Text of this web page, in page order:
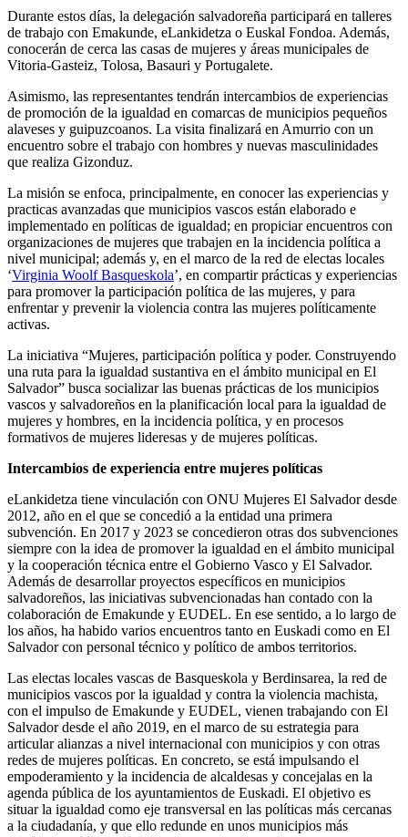
Durante estos días, la delegación salvadoreña participará en talleres
de trabajo con Emakunde, eLankidetza o Euskal Fondoa. Además,
conocerán de cerca las casas de mujeres y áreas municipales de
Vitoria-Gasteiz, Tolosa, Basauri y Portugalete.
Asimismo, las representantes tendrán intercambios de experiencias
de promoción de la igualdad en comarcas de municipios pequeños
alaveses y guipuzcoanos. La visita finalizará en Amurrio con un
encuentro sobre el trabajo con hombres y nuevas masculinidades
que realiza Gizonduz.
La misión se enfoca, principalmente, en conocer las experiencias y
practicas avanzadas que municipios vascos están elaborado e
implementado en políticas de igualdad; en propiciar encuentros con
organizaciones de mujeres que trabajen en la incidencia política a
nivel municipal; además y, en el marco de la red de electas locales
‘Virginia Woolf Basqueskola’, en compartir prácticas y experiencias
para promover la participación política de las mujeres, y para
enfrentar y prevenir la violencia contra las mujeres políticamente
activas.
La iniciativa “Mujeres, participación política y poder. Construyendo
una ruta para la igualdad sustantiva en el ámbito municipal en El
Salvador” busca socializar las buenas prácticas de los municipios
vascos y salvadoreños en la planificación local para la igualdad de
mujeres y hombres, en la incidencia política, y en procesos
formativos de mujeres lideresas y de mujeres políticas.
Intercambios de experiencia entre mujeres políticas
eLankidetza tiene vinculación con ONU Mujeres El Salvador desde
2012, año en el que se concedió a la entidad una primera
subvención. En 2017 y 2023 se concedieron otras dos subvenciones
siempre con la idea de promover la igualdad en el ámbito municipal
y la cooperación técnica entre el Gobierno Vasco y El Salvador.
Además de desarrollar proyectos específicos en municipios
salvadoreños, las iniciativas subvencionadas han contado con la
colaboración de Emakunde y EUDEL. En ese sentido, a lo largo de
los años, ha habido varios encuentros tanto en Euskadi como en El
Salvador con personal técnico y político de ambos territorios.
Las electas locales vascas de Basqueskola y Berdinsarea, la red de
municipios vascos por la igualdad y contra la violencia machista,
con el impulso de Emakunde y EUDEL, vienen trabajando con El
Salvador desde el año 2019, en el marco de su estrategia para
articular alianzas a nivel internacional con municipios y con otras
redes de mujeres políticas. En concreto, se está impulsando el
empoderamiento y la incidencia de alcaldesas y concejalas en la
agenda pública de los ayuntamientos de Euskadi. El objetivo es
situar la igualdad como eje transversal en las políticas más cercanas
a la ciudadanía, y que ello redunde en unos municipios más